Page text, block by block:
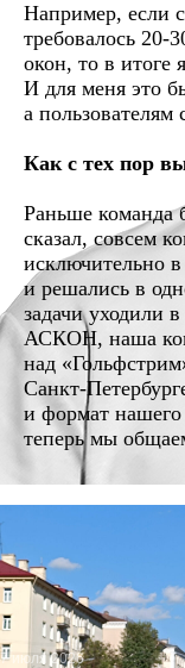
Когда
Григорий Буйко,
инженер-разработчик
автоматизированного
производством
Время чтения: 5 мин.
7 июля 2026
Например, если
требовалось 20-
окон, то в итоге
И для меня это
а пользователям
Как с тех пор
Раньше команда
сказал, совсем
исключительно
и решались в
задачи уходили
АСКОН, наша
над
Санкт-
и формат нашего
теперь мы